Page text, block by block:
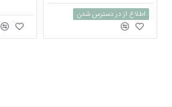
اطلاع از در دسترس شدن